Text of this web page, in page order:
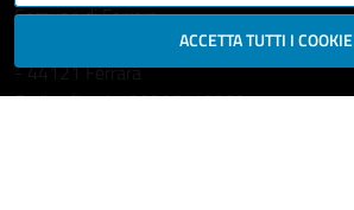
Comune di Ferrara
Piazza del Municipio, 2
- 44121 Ferrara
Codice fiscale: 00297110389
ACCETTA TUTTI I COOKIE